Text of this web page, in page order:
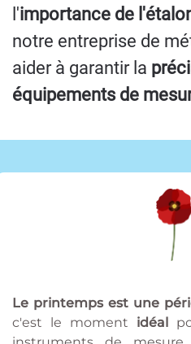
l'importance de
notre entreprise de
aider à garantir la
équipements de
Le printemps est une
c'est le moment idéal